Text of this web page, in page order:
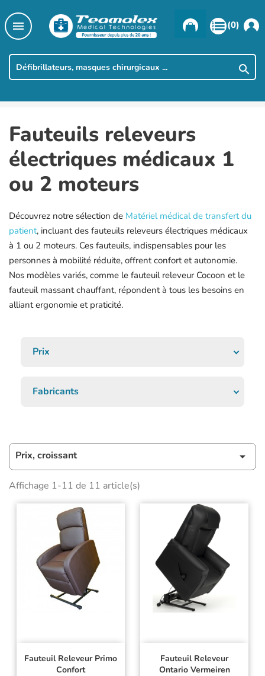
 (0)

Fauteuils releveurs
électriques médicaux 1
ou 2 moteurs
Découvrez notre sélection de Matériel médical de transfert du
patient, incluant des fauteuils releveurs électriques médicaux
à 1 ou 2 moteurs. Ces fauteuils, indispensables pour les
personnes à mobilité réduite, offrent confort et autonomie.
Nos modèles variés, comme le fauteuil releveur Cocoon et le
fauteuil massant chauffant, répondent à tous les besoins en
alliant ergonomie et praticité.
Prix
Fabricants
Prix, croissant 
Affichage 1-11 de 11 article(s)
Fauteuil Releveur Primo
Confort
Fauteuil Releveur
Ontario Vermeiren